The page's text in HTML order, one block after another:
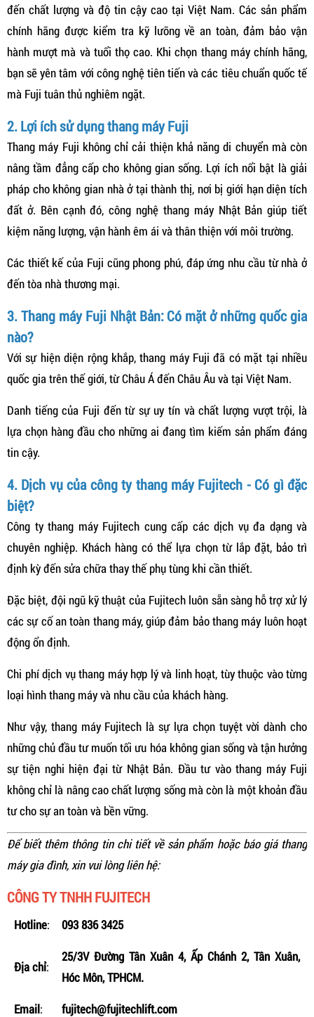
đến chất lượng và độ tin cậy cao tại Việt Nam. Các sản phẩm
chính hãng được kiểm tra kỹ lưỡng về an toàn, đảm bảo vận
hành mượt mà và tuổi thọ cao. Khi chọn thang máy chính hãng,
bạn sẽ yên tâm với công nghệ tiên tiến và các tiêu chuẩn quốc tế
mà Fuji tuân thủ nghiêm ngặt.
2. Lợi ích sử dụng thang máy Fuji
Thang máy Fuji không chỉ cải thiện khả năng di chuyển mà còn
nâng tầm đẳng cấp cho không gian sống. Lợi ích nổi bật là giải
pháp cho không gian nhà ở tại thành thị, nơi bị giới hạn diện tích
đất ở. Bên cạnh đó, công nghệ thang máy Nhật Bản giúp tiết
kiệm năng lượng, vận hành êm ái và thân thiện với môi trường.
Các thiết kế của Fuji cũng phong phú, đáp ứng nhu cầu từ nhà ở
đến tòa nhà thương mại.
3. Thang máy Fuji Nhật Bản: Có mặt ở những quốc gia
nào?
Với sự hiện diện rộng khắp, thang máy Fuji đã có mặt tại nhiều
quốc gia trên thế giới, từ Châu Á đến Châu Âu và tại Việt Nam.
Danh tiếng của Fuji đến từ sự uy tín và chất lượng vượt trội, là
lựa chọn hàng đầu cho những ai đang tìm kiếm sản phẩm đáng
tin cậy.
4. Dịch vụ của công ty thang máy Fujitech - Có gì đặc
biệt?
Công ty thang máy Fujitech cung cấp các dịch vụ đa dạng và
chuyên nghiệp. Khách hàng có thể lựa chọn từ lắp đặt, bảo trì
định kỳ đến sửa chữa thay thế phụ tùng khi cần thiết.
Đặc biệt, đội ngũ kỹ thuật của Fujitech luôn sẵn sàng hỗ trợ xử lý
các sự cố an toàn thang máy, giúp đảm bảo thang máy luôn hoạt
động ổn định.
Chi phí dịch vụ thang máy hợp lý và linh hoạt, tùy thuộc vào từng
loại hình thang máy và nhu cầu của khách hàng.
Như vậy, thang máy Fujitech là sự lựa chọn tuyệt vời dành cho
những chủ đầu tư muốn tối ưu hóa không gian sống và tận hưởng
sự tiện nghi hiện đại từ Nhật Bản. Đầu tư vào thang máy Fuji
không chỉ là nâng cao chất lượng sống mà còn là một khoản đầu
tư cho sự an toàn và bền vững.
Để biết thêm thông tin chi tiết về sản phẩm hoặc báo giá thang
máy gia đình, xin vui lòng liên hệ:
CÔNG TY TNHH FUJITECH
Hotline: 093 836 3425
Địa chỉ:
25/3V Đường Tân Xuân 4, Ấp Chánh 2, Tân Xuân,
Hóc Môn, TPHCM.
Email: fujitech@fujitechlift.com